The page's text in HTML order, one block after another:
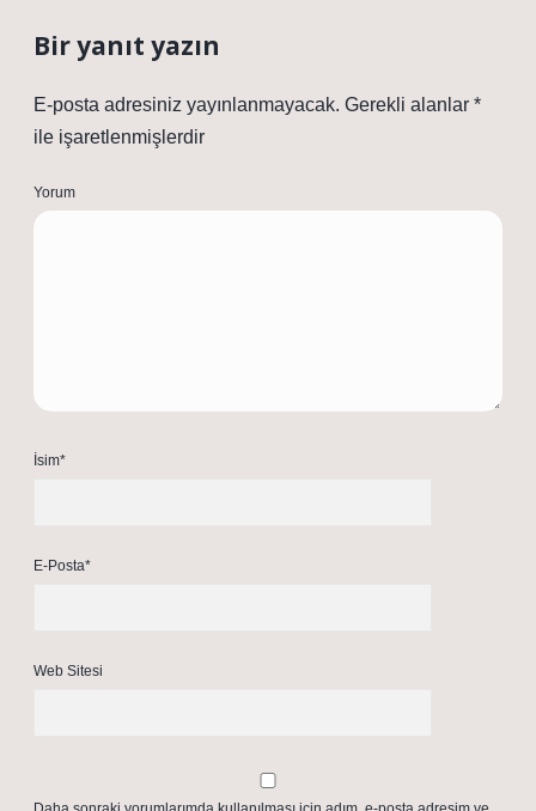
Bir yanıt yazın
E-posta adresiniz yayınlanmayacak. Gerekli alanlar *
ile işaretlenmişlerdir
Yorum
İsim*
E-Posta*
Web Sitesi